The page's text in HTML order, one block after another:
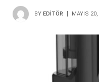
BY EDITÖR MAYIS